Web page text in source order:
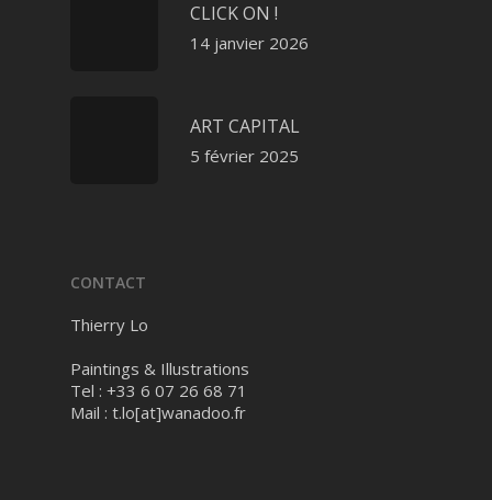
CLICK ON !
14 janvier 2026
ART CAPITAL
5 février 2025
CONTACT
Thierry Lo
Paintings & Illustrations
Tel : +33 6 07 26 68 71
Mail : t.lo[at]wanadoo.fr